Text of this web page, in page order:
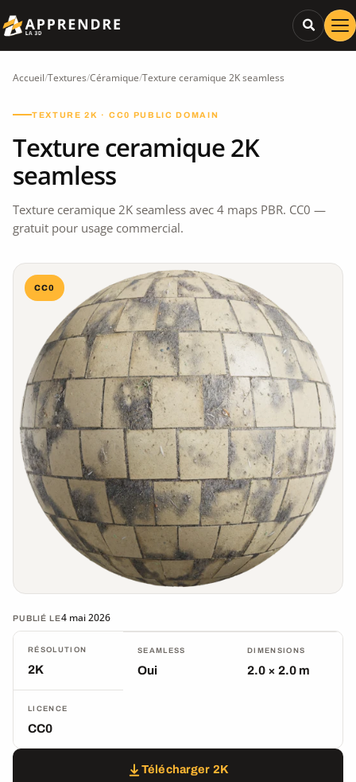
Accueil/Textures/Céramique/Texture ceramique 2K seamless
TEXTURE 2K · CC0 PUBLIC DOMAIN
Texture ceramique 2K
seamless
Texture ceramique 2K seamless avec 4 maps PBR. CC0 —
gratuit pour usage commercial.
CC0
PUBLIÉ LE4 mai 2026
RÉSOLUTION
2K
SEAMLESS
Oui
DIMENSIONS
2.0 × 2.0 m
LICENCE
CC0
Télécharger 2K